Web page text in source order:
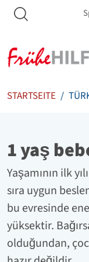
Zum Inhalt springen
Zur Navigation
Meta
STARTSEITE
1 yaş
Yaşamının ilk
sıra uygun
bu evresinde
yüksektir.
olduğundan,